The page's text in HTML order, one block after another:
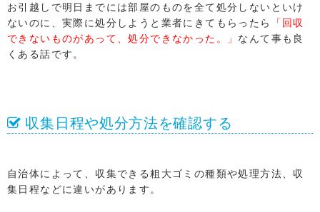
お引越しで明日までには部屋のものを全て処分しないといけ
ないのに、実際に処分しようと業者にきてもらったら
「回収
できないものがあって、処分できなかった。」 なんて事も良
くある話です。
収集日程や処分方法を確認する
自治体によって、収集できる粗大ゴミの種類や処理方法、収
集日程などに違いがあります。